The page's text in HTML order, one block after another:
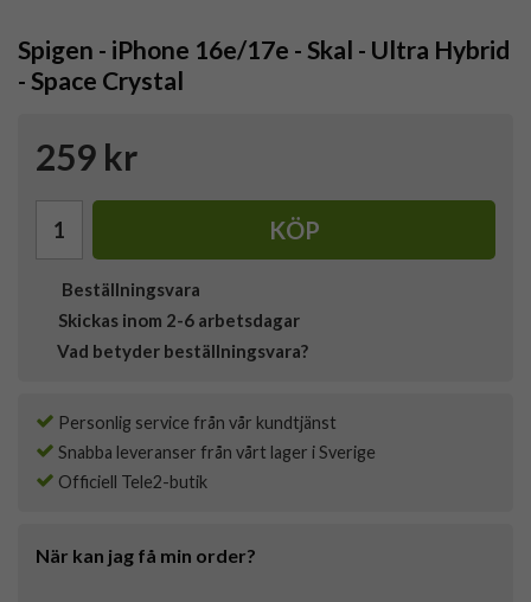
Spigen - iPhone 16e/17e - Skal - Ultra Hybrid
- Space Crystal
259 kr
KÖP
Beställningsvara
Skickas inom 2-6 arbetsdagar
Vad betyder beställningsvara?
Personlig service från vår kundtjänst
Snabba leveranser från vårt lager i Sverige
Officiell Tele2-butik
När kan jag få min order?